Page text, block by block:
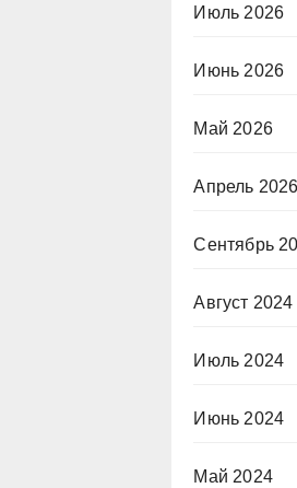
Июль 2026
Июнь 2026
Май 2026
Апрель 2026
Сентябрь
Август 2024
Июль 2024
Июнь 2024
Май 2024